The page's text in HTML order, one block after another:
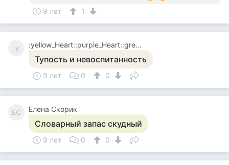
9 лет 1
:y :yellow_Heart::purple_Heart::green_Heart:❤:yellow_Heart::purple_Heart:
Тупость и невоспитанность
9 лет 0 0
ЕС Елена Скорик
Словарный запас скудный
9 лет 0 0